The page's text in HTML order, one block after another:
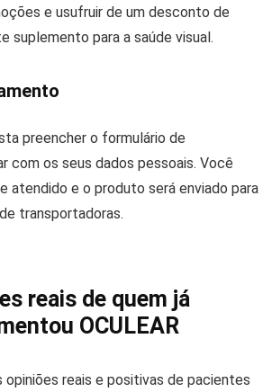
e usufruir de um desconto de
suplemento para a saúde visual.
preencher o formulário de
com os seus dados pessoais. Você
atendido e o produto será enviado para
transportadoras.
reais de quem já
OCULEAR
opiniões reais e positivas de pacientes